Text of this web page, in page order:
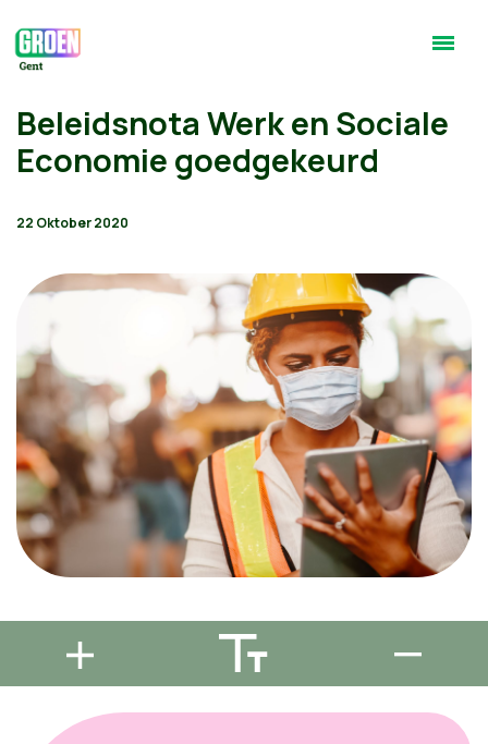
Beleidsnota Werk en Sociale
Economie goedgekeurd
22 Oktober 2020